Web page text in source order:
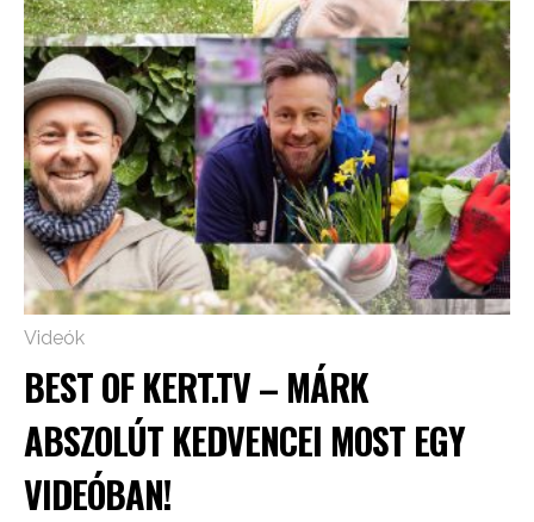
Videók
BEST OF KERT.TV – MÁRK
ABSZOLÚT KEDVENCEI MOST EGY
VIDEÓBAN!